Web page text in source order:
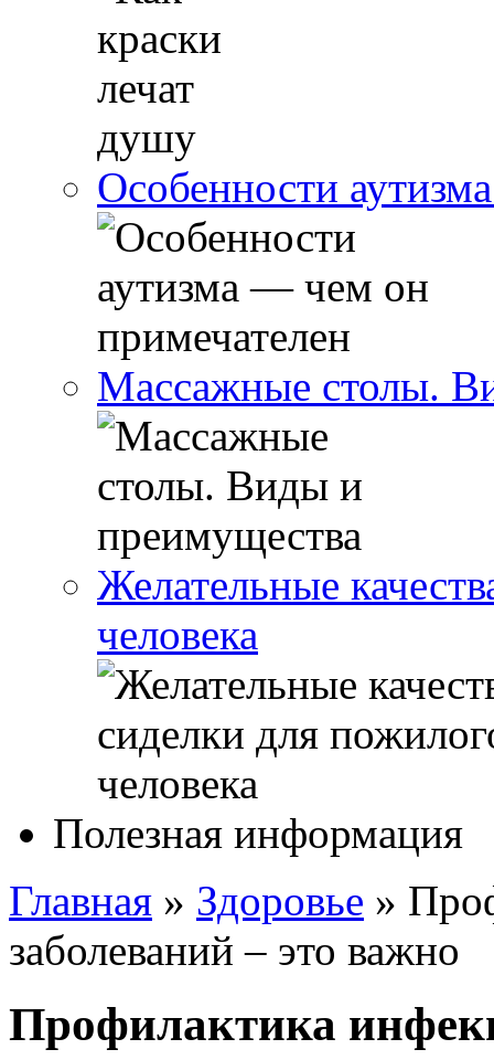
Особенности
Массажные столы.
Желательные
человека
Полезная информация
Главная » Здоровье »
заболеваний – это важно
Профилактика